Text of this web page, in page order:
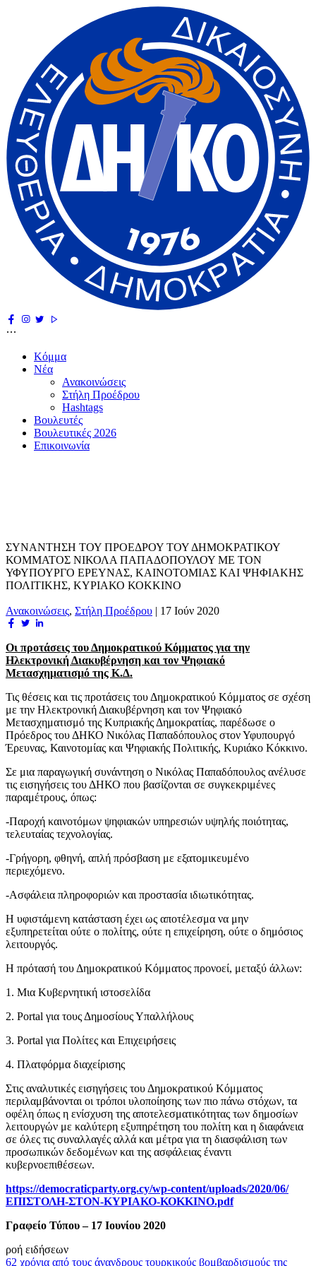
Κόμμα
Νέα
Ανακοινώσεις
Στήλη Προέδρου
Hashtags
Βουλευτές
Βουλευτικές 2026
Επικοινωνία
ΣΥΝΑΝΤΗΣΗ ΤΟΥ ΠΡΟΕΔΡΟΥ ΤΟΥ ΔΗΜΟΚΡΑΤΙΚΟΥ
ΚΟΜΜΑΤΟΣ ΝΙΚΟΛΑ ΠΑΠΑΔΟΠΟΥΛΟΥ ΜΕ ΤΟΝ
ΥΦΥΠΟΥΡΓΟ ΕΡΕΥΝΑΣ, ΚΑΙΝΟΤΟΜΙΑΣ ΚΑΙ ΨΗΦΙΑΚΗΣ
ΠΟΛΙΤΙΚΗΣ, ΚΥΡΙΑΚΟ ΚΟΚΚΙΝΟ
Ανακοινώσεις, Στήλη Προέδρου | 17 Ιούν 2020
Οι προτάσεις του Δημοκρατικού Κόμματος για την
Ηλεκτρονική Διακυβέρνηση και τον Ψηφιακό
Μετασχηματισμό της Κ.Δ.
Τις θέσεις και τις προτάσεις του Δημοκρατικού Κόμματος σε σχέση
με την Ηλεκτρονική Διακυβέρνηση και τον Ψηφιακό
Μετασχηματισμό της Κυπριακής Δημοκρατίας, παρέδωσε ο
Πρόεδρος του ΔΗΚΟ Νικόλας Παπαδόπουλος στον Υφυπουργό
Έρευνας, Καινοτομίας και Ψηφιακής Πολιτικής, Κυριάκο Κόκκινο.
Σε μια παραγωγική συνάντηση o Νικόλας Παπαδόπουλος ανέλυσε
τις εισηγήσεις του ΔΗΚΟ που βασίζονται σε συγκεκριμένες
παραμέτρους, όπως:
-Παροχή καινοτόμων ψηφιακών υπηρεσιών υψηλής ποιότητας,
τελευταίας τεχνολογίας.
-Γρήγορη, φθηνή, απλή πρόσβαση με εξατομικευμένο
περιεχόμενο.
-Ασφάλεια πληροφοριών και προστασία ιδιωτικότητας.
Η υφιστάμενη κατάσταση έχει ως αποτέλεσμα να μην
εξυπηρετείται ούτε ο πολίτης, ούτε η επιχείρηση, ούτε ο δημόσιος
λειτουργός.
Η πρότασή του Δημοκρατικού Κόμματος προνοεί, μεταξύ άλλων:
1. Μια Κυβερνητική ιστοσελίδα
2. Portal για τους Δημοσίους Υπαλλήλους
3. Portal για Πολίτες και Επιχειρήσεις
4. Πλατφόρμα διαχείρισης
Στις αναλυτικές εισηγήσεις του Δημοκρατικού Κόμματος
περιλαμβάνονται οι τρόποι υλοποίησης των πιο πάνω στόχων, τα
οφέλη όπως η ενίσχυση της αποτελεσματικότητας των δημοσίων
λειτουργών με καλύτερη εξυπηρέτηση του πολίτη και η διαφάνεια
σε όλες τις συναλλαγές αλλά και μέτρα για τη διασφάλιση των
προσωπικών δεδομένων και της ασφάλειας έναντι
κυβερνοεπιθέσεων.
https://democraticparty.org.cy/wp-content/uploads/2020/06/
ΕΠΙΣΤΟΛΗ-ΣΤΟΝ-ΚΥΡΙΑΚΟ-ΚΟΚΚΙΝΟ.pdf
Γραφείο Τύπου – 17 Ιουνίου 2020
ροή ειδήσεων
62 χρόνια από τους άνανδρους τουρκικούς βομβαρδισμούς της